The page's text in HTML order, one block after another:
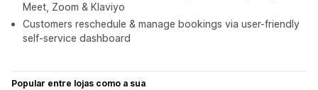
Meet, Zoom & Klaviyo
Customers reschedule & manage bookings via user-friendly
self-service dashboard
Popular entre lojas como a sua